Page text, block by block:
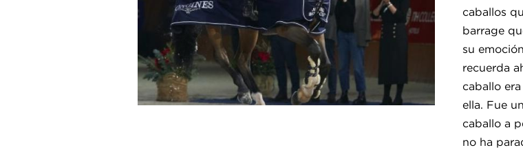
caballos
barrage
su
recuerda
caballo
ella. Fue
caballo a
no ha